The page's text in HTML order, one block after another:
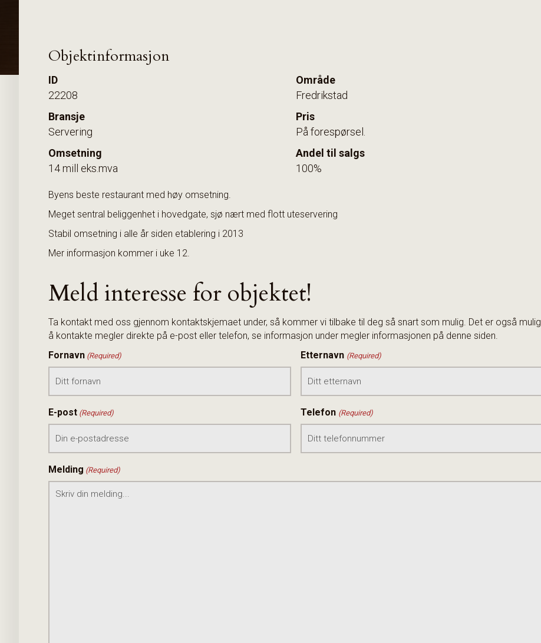
Objektinformasjon
ID
22208
Område
Fredrikstad
Bransje
Servering
Pris
På forespørsel.
Omsetning
14 mill eks.mva
Andel til salgs
100%
Byens beste restaurant med høy omsetning.
Meget sentral beliggenhet i hovedgate, sjø nært med flott uteservering
Stabil omsetning i alle år siden etablering i 2013
Mer informasjon kommer i uke 12.
Meld interesse for objektet!
Ta kontakt med oss gjennom kontaktskjemaet under, så kommer vi tilbake til deg så snart som mulig. Det er også mulig
å kontakte megler direkte på e-post eller telefon, se informasjon under megler informasjonen på denne siden.
Fornavn (Required) Etternavn (Required)
E-post (Required) Telefon (Required)
Melding (Required)